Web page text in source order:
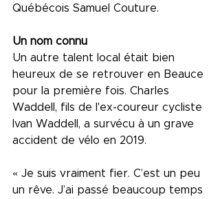
Québécois Samuel Couture.
Un nom connu
Un autre talent local était bien
heureux de se retrouver en Beauce
pour la première fois. Charles
Waddell, fils de l'ex-coureur cycliste
Ivan Waddell, a survécu à un grave
accident de vélo en 2019.
« Je suis vraiment fier. C’est un peu
un rêve. J’ai passé beaucoup temps